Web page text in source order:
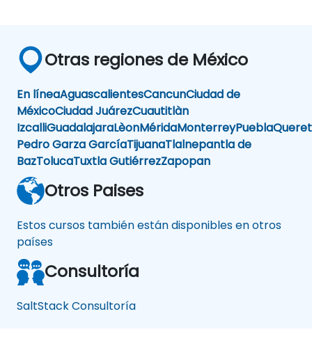
Otras regiones de México
En líneaAguascalientesCancunCiudad de
MéxicoCiudad JuárezCuautitlàn
IzcalliGuadalajaraLèonMéridaMonterreyPuebla
Pedro Garza GarcíaTijuanaTlalnepantla de
BazTolucaTuxtla GutiérrezZapopan
Otros Paises
Estos cursos también están disponibles en otros
países
Consultoría
SaltStack Consultoría